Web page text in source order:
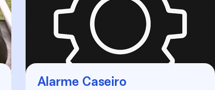
Alarme Caseiro